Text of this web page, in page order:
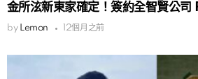
金所泫新東家確定！簽約全智賢公
by Lemon 12個月之前